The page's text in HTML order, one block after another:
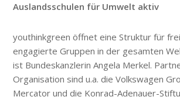
Auslandsschulen für Umwelt aktiv
youthinkgreen öffnet eine Struktur für
engagierte Gruppen in der gesamten
ist Bundeskanzlerin Angela Merkel.
Organisation sind u.a. die Volkswagen
Mercator und die Konrad-Adenauer-